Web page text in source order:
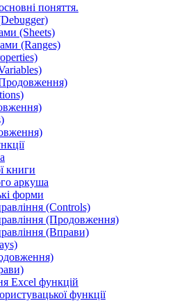
поняття.
(Sheets)
(Ranges)
книги
аркуша
форми
(Controls)
(Продовження)
(Вправи)
Excel функцій
функції